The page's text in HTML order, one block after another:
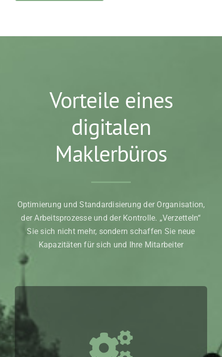
Vorteile eines
digitalen
Maklerbüros
Optimierung und Standardisierung der Organisation,
der Arbeitsprozesse und der Kontrolle. „Verzetteln“
Sie sich nicht mehr, sondern schaffen Sie neue
Kapazitäten für sich und Ihre Mitarbeiter